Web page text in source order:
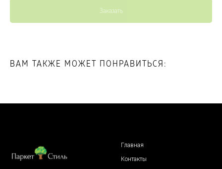
Заказать
ВАМ ТАКЖЕ МОЖЕТ ПОНРАВИТЬСЯ:
Главная
Контакты